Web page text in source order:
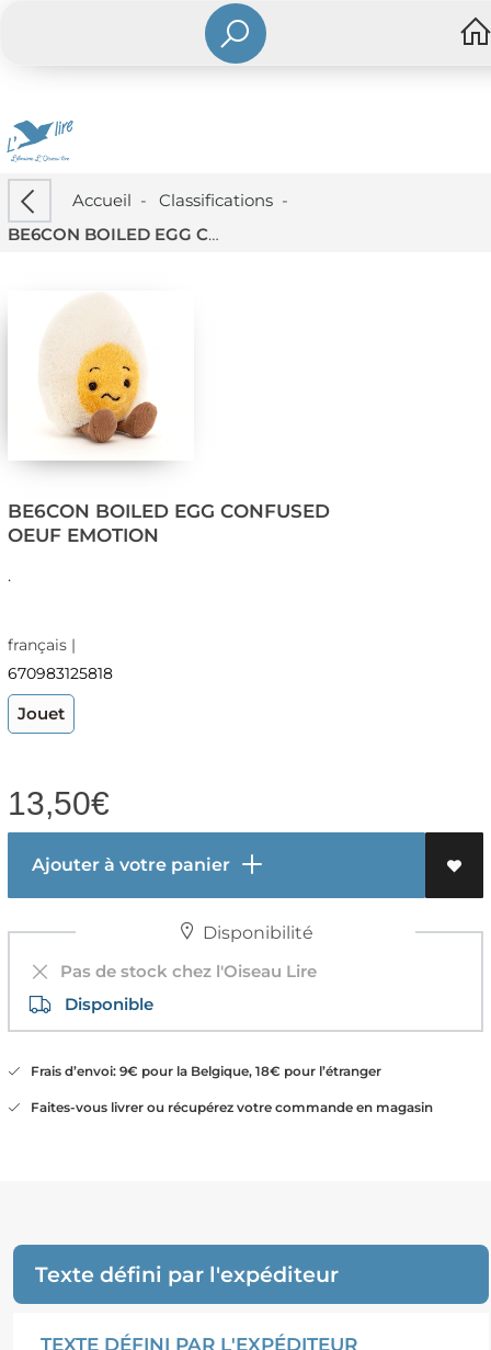
Accueil - Classifications-
BE6CON BOILED EGG CONFUSED OEUF EMOTION
BE6CON BOILED EGG CONFUSED
OEUF EMOTION
.
français |
670983125818
Jouet
13,50€
Ajouter à votre panier
Disponibilité
Pas de stock chez l'Oiseau Lire
Disponible
Frais d’envoi: 9€ pour la Belgique, 18€ pour l’étranger
Faites-vous livrer ou récupérez votre commande en magasin
Texte défini par l'expéditeur
TEXTE DÉFINI PAR L'EXPÉDITEUR